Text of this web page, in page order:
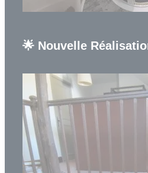
🌟 Nouvelle